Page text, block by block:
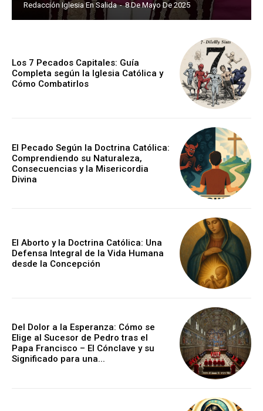
Redacción Iglesia En Salida - 8 De Mayo De 2025
Los 7 Pecados Capitales: Guía
Completa según la Iglesia Católica y
Cómo Combatirlos
El Pecado Según la Doctrina Católica:
Comprendiendo su Naturaleza,
Consecuencias y la Misericordia
Divina
El Aborto y la Doctrina Católica: Una
Defensa Integral de la Vida Humana
desde la Concepción
Del Dolor a la Esperanza: Cómo se
Elige al Sucesor de Pedro tras el
Papa Francisco – El Cónclave y su
Significado para una...